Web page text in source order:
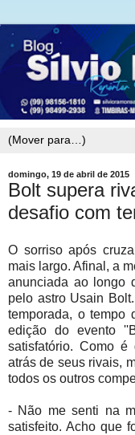
domingo, 19 de abril de 2015
Bolt supera
desafio com
O sorriso após
mais largo. Afinal, a
anunciada ao longo
pelo astro Usain
temporada, o tempo
edição do evento
satisfatório. Como
atrás de seus rivais,
todos os outros
- Não me senti na
satisfeito. Acho que